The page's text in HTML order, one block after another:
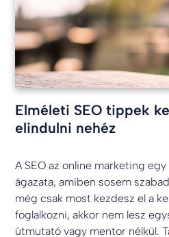
Elméleti SEO tippek
elindulni nehéz
A SEO az online marketing
ágazata, amiben sosem
még csak most kezdesz el a
foglalkozni, akkor nem lesz
útmutató vagy mentor nélkül.